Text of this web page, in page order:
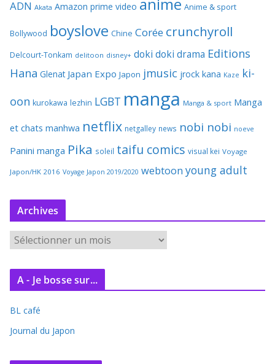
ADN Akata Amazon prime video anime Anime & sport
Bollywood boyslove Chine Corée crunchyroll
Delcourt-Tonkam delitoon disney+ doki doki drama Editions
Hana Glenat Japan Expo Japon jmusic jrock kana Kaze ki-
oon kurokawa lezhin LGBT manga Manga & sport Manga
et chats manhwa netflix netgalley news nobi nobi noeve
Panini manga Pika soleil taifu comics visual kei Voyage
Japon/HK 2016 Voyage Japon 2019/2020 webtoon young adult
Archives
c
v
e
A - Je bosse sur...
BL café
Journal du Japon